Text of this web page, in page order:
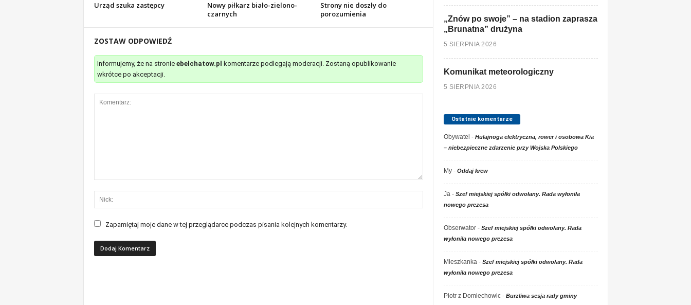
Urząd szuka zastępcy
Nowy piłkarz biało-zielono-
czarnych
Strony nie doszły do
porozumienia
ZOSTAW ODPOWIEDŹ
Informujemy, że na stronie ebelchatow.pl
komentarze podlegają moderacji. Zostaną opublikowanie
wkrótce po akceptacji.
Zapamiętaj moje dane w tej przeglądarce podczas pisania kolejnych komentarzy.
„Znów po swoje” – na stadion zaprasza
„Brunatna” drużyna
5 SIERPNIA 2026
Komunikat meteorologiczny
5 SIERPNIA 2026
Ostatnie komentarze
Obywatel - Hulajnoga elektryczna, rower i osobowa Kia
– niebezpieczne zdarzenie przy Wojska Polskiego
My- Oddaj krew
Ja- Szef miejskiej spółki odwołany. Rada wyłoniła
nowego prezesa
Obserwator- Szef miejskiej spółki odwołany. Rada
wyłoniła nowego prezesa
Mieszkanka- Szef miejskiej spółki odwołany. Rada
wyłoniła nowego prezesa
Piotr z Domiechowic- Burzliwa sesja rady gminy